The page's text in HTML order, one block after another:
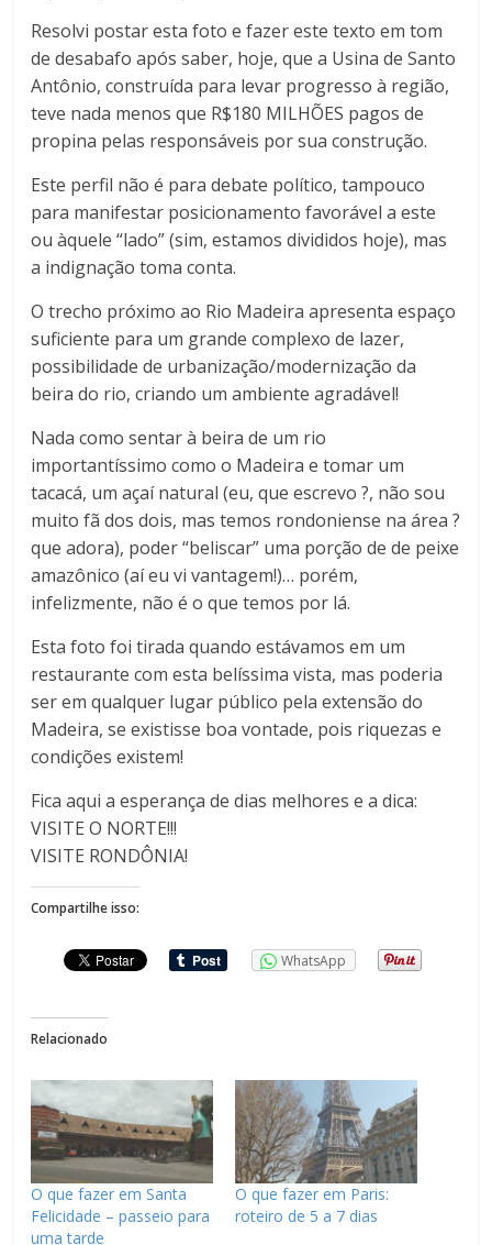
Resolvi postar esta foto e fazer este texto em tom
de desabafo após saber, hoje, que a Usina de Santo
Antônio, construída para levar progresso à região,
teve nada menos que R$180 MILHÕES pagos de
propina pelas responsáveis por sua construção.
Este perfil não é para debate político, tampouco
para manifestar posicionamento favorável a este
ou àquele “lado” (sim, estamos divididos hoje), mas
a indignação toma conta.
O trecho próximo ao Rio Madeira apresenta espaço
suficiente para um grande complexo de lazer,
possibilidade de urbanização/modernização da
beira do rio, criando um ambiente agradável!
Nada como sentar à beira de um rio
importantíssimo como o Madeira e tomar um
tacacá, um açaí natural (eu, que escrevo ?, não sou
muito fã dos dois, mas temos rondoniense na área ?
que adora), poder “beliscar” uma porção de de peixe
amazônico (aí eu vi vantagem!)… porém,
infelizmente, não é o que temos por lá.
Esta foto foi tirada quando estávamos em um
restaurante com esta belíssima vista, mas poderia
ser em qualquer lugar público pela extensão do
Madeira, se existisse boa vontade, pois riquezas e
condições existem!
Fica aqui a esperança de dias melhores e a dica:
VISITE O NORTE!!!
VISITE RONDÔNIA!
Compartilhe isso:
WhatsApp
Relacionado
O que fazer em Santa
Felicidade – passeio para
uma tarde
O que fazer em Paris:
roteiro de 5 a 7 dias